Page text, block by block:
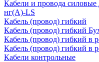
Кабели и провода силовые
нг(А)-LS
Кабель (провод) гибкий
Кабель (провод) гибкий
Кабель (провод) гибкий в
Кабель (провод) гибкий в
Кабели контрольные